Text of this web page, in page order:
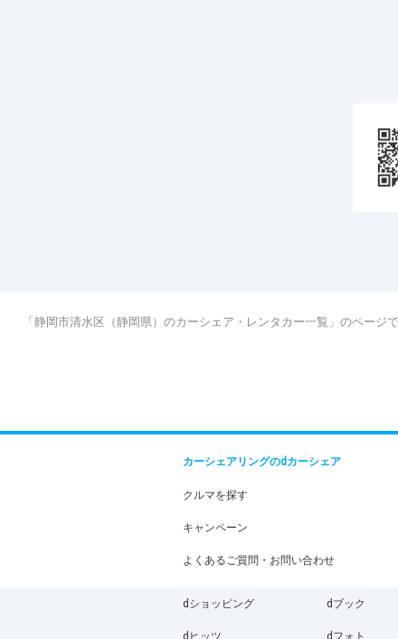
「静岡市清水区（静岡県）のカーシェア・レンタカー一覧」のページ
カーシェアリングのdカーシェア
クルマを探す
キャンペーン
よくあるご質問・お問い合わせ
dショッピング dブック
dヒッツ dフォト